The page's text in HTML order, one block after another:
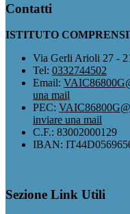
Contatti
ISTITUTO
Via Gerli Arioli 27 -
Tel: 0332744502
Email:
una mail
PEC:
inviare una mail
C.F.: 83002000129
IBAN:
Sezione Link Utili